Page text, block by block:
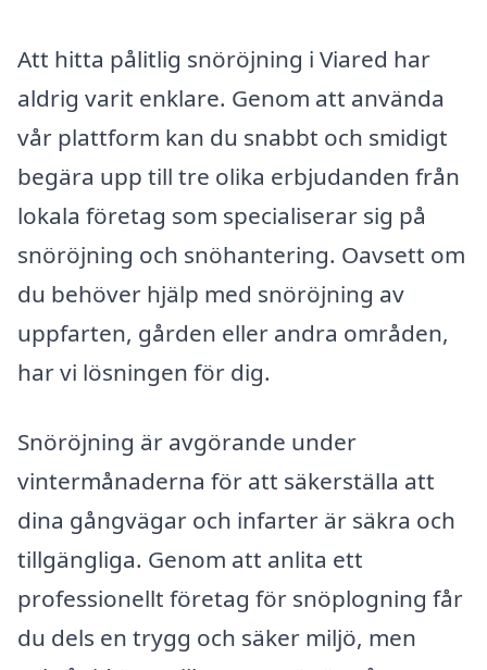
Att hitta pålitlig snöröjning i Viared har
aldrig varit enklare. Genom att använda
vår plattform kan du snabbt och smidigt
begära upp till tre olika erbjudanden från
lokala företag som specialiserar sig på
snöröjning och snöhantering. Oavsett om
du behöver hjälp med snöröjning av
uppfarten, gården eller andra områden,
har vi lösningen för dig.
Snöröjning är avgörande under
vintermånaderna för att säkerställa att
dina gångvägar och infarter är säkra och
tillgängliga. Genom att anlita ett
professionellt företag för snöplogning får
du dels en trygg och säker miljö, men